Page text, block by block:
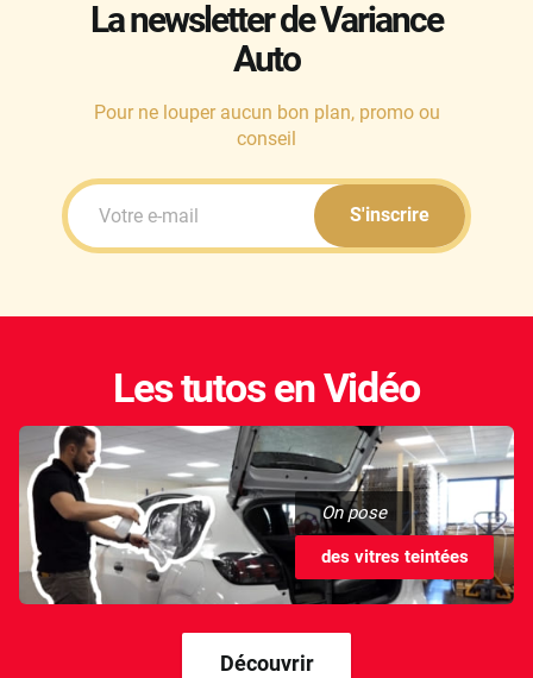
La newsletter de Variance
Auto
Pour ne louper aucun bon plan, promo ou
conseil
S'inscrire
Les tutos en Vidéo
On pose
des vitres teintées
Découvrir